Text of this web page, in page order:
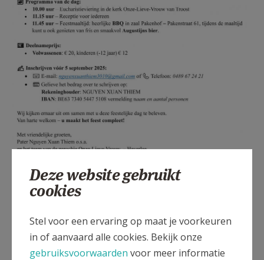
Gepubliceerd door
Parochie Onze-Lieve-Vrouw van Troost - Heverlee
Deze website gebruikt
cookies
Stel voor een ervaring op maat je voorkeuren
in of aanvaard alle cookies. Bekijk onze
gebruiksvoorwaarden voor meer informatie